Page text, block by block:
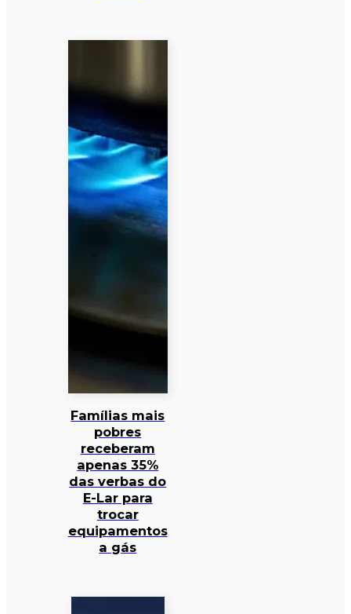
Famílias mais
pobres
receberam
apenas 35%
das verbas do
E-Lar para
trocar
equipamentos
a gás